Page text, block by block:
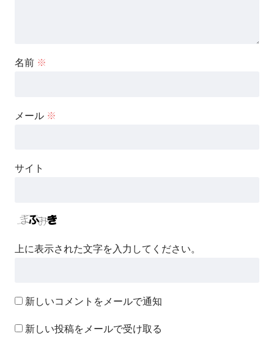
名前 ※
メール ※
サイト
上に表示された文字を入力してください。
新しいコメントをメールで通知
新しい投稿をメールで受け取る